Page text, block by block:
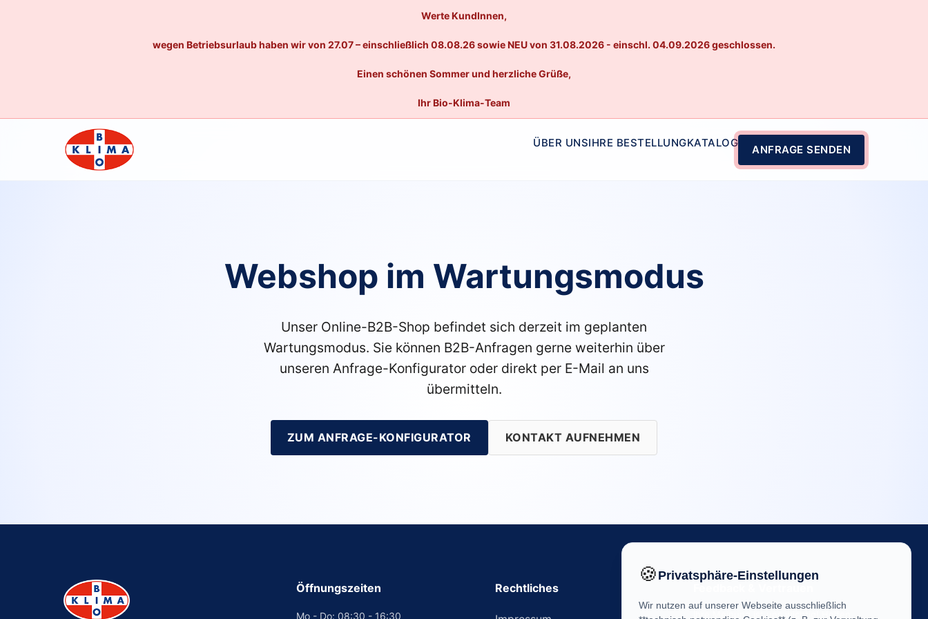
Werte KundInnen,
wegen Betriebsurlaub haben wir von 27.07 – einschließlich 08.08.26 sowie NEU von 31.08.2026 - einschl. 04.09.2026 geschlossen.
Einen schönen Sommer und herzliche Grüße,
Ihr Bio-Klima-Team
ÜBER UNSIHRE BESTELLUNGKATALOG
ANFRAGE SENDEN
Webshop im Wartungsmodus
Unser Online-B2B-Shop befindet sich derzeit im geplanten
Wartungsmodus. Sie können B2B-Anfragen gerne weiterhin über
unseren Anfrage-Konfigurator oder direkt per E-Mail an uns
übermitteln.
ZUM ANFRAGE-KONFIGURATOR KONTAKT AUFNEHMEN
Öffnungszeiten
Mo - Do: 08:30 - 16:30
Rechtliches
Ihre Meinung ist uns wichtig! Helfen
🍪Privatsphäre-Einstellungen
Wir nutzen auf unserer Webseite ausschließlich